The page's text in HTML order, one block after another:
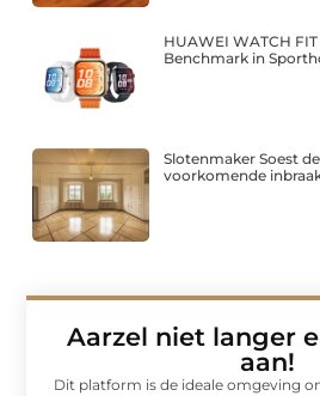
HUAWEI WATCH
Benchmark in
Slotenmaker Soest
voorkomende
Aarzel niet langer
aan!
Dit platform is de ideale omgeving